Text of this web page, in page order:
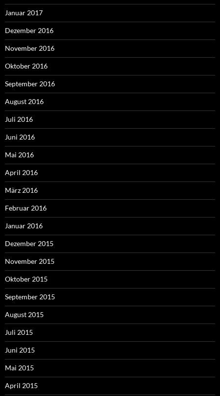
Januar 2017
Dezember 2016
November 2016
Oktober 2016
September 2016
August 2016
Juli 2016
Juni 2016
Mai 2016
April 2016
März 2016
Februar 2016
Januar 2016
Dezember 2015
November 2015
Oktober 2015
September 2015
August 2015
Juli 2015
Juni 2015
Mai 2015
April 2015